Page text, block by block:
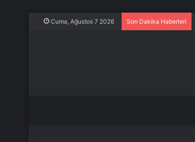
Cuma, Ağustos 7 2026 Son Dakika Haberleri